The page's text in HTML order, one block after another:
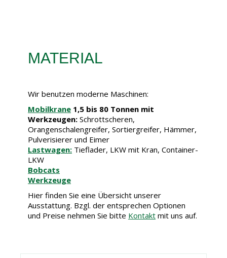
MATERIAL
Wir benutzen moderne Maschinen:
Mobilkrane 1,5 bis 80 Tonnen mit
Werkzeugen: Schrottscheren,
Orangenschalengreifer, Sortiergreifer, Hämmer,
Pulverisierer und Eimer
Lastwagen: Tieflader, LKW mit Kran, Container-
LKW
Bobcats
Werkzeuge
Hier finden Sie eine Übersicht unserer
Ausstattung. Bzgl. der entsprechen Optionen
und Preise nehmen Sie bitte Kontakt mit uns auf.